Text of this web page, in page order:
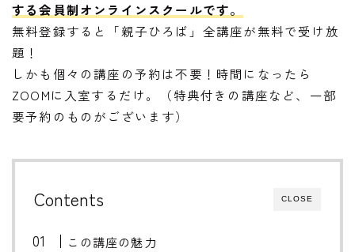
する会員制オンラインスクールです。
無料登録すると「親子ひろば」全講座が無料で受け放
題！
しかも個々の講座の予約は不要！時間になったら
ZOOMに入室するだけ。（特典付きの講座など、一部
要予約のものがございます）
CLOSE
Contents
この講座の魅力